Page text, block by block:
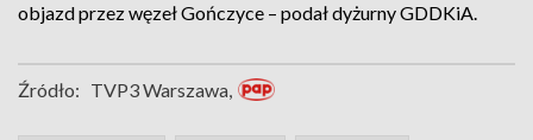
objazd przez węzeł Gończyce – podał dyżurny GDDKiA.
Źródło: TVP3 Warszawa,